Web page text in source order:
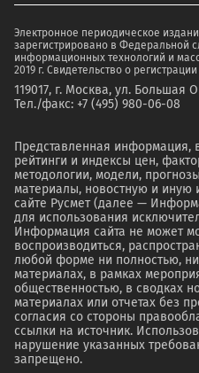
Электронное периодическое
зарегистрировано в Федеральной
информационных технологий и
2019 г. Свидетельство о
119017, г. Москва, ул. Большая
Тел./факс: +7 (495) 980-06-08
Представленная информация,
рейтинги и индексы цен,
методологии, модели,
материалы, новостную и
сайте Русмет (далее —
для использования
Информация сайта не может
воспроизводиться,
любой форме ни полностью,
материалах, в рамках
общественностью, в сводках
материалах или отчетах без
согласия со стороны
ссылки на источник.
нарушение указанных
запрещено.